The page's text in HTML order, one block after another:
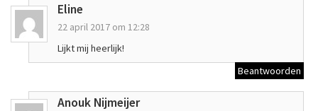
Eline
22 april 2017 om 12:28
Lijkt mij heerlijk!
Beantwoorden
Anouk Nijmeijer